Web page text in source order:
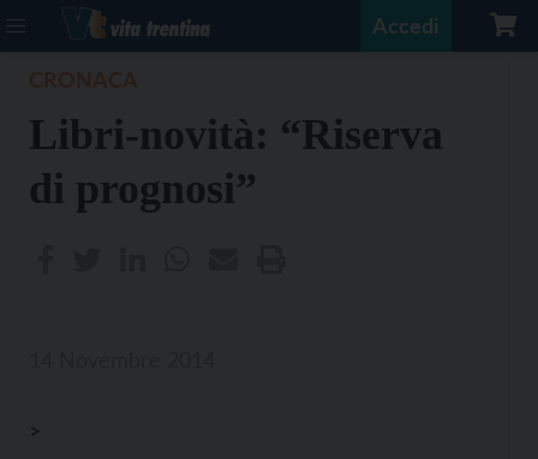
Accedi
Libri-novità: “Riserva
di prognosi”
>